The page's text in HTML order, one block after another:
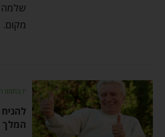
שלמה
יז
המלך